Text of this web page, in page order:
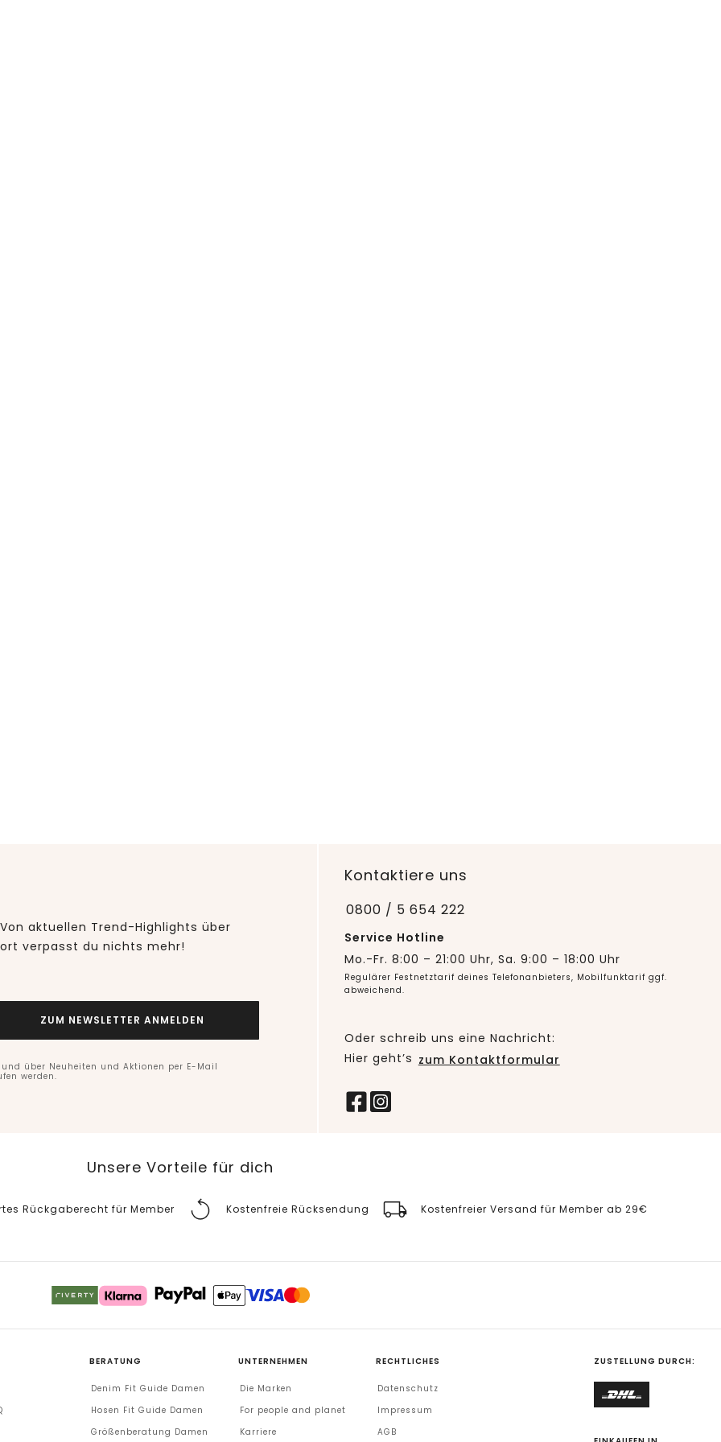
aktuellen Trend-Highlights über
verpasst du nichts mehr!
ZUM NEWSLETTER ANMELDEN
über Neuheiten und Aktionen per E-Mail
werden.
Kontaktiere uns
0800 / 5 654 222
Service Hotline
Mo.-Fr. 8:00 – 21:00 Uhr, Sa. 9:00 – 18:00 Uhr
Regulärer Festnetztarif deines Telefonanbieters, Mobilfunktarif ggf.
abweichend.
Oder schreib uns eine Nachricht:
Hier geht’s zum Kontaktformular
Unsere Vorteile für dich
Rückgaberecht für Member Kostenfreie Rücksendung Kostenfreier Versand für Member ab 29€
BERATUNG
Denim Fit Guide Damen
Hosen Fit Guide Damen
Größenberatung Damen
UNTERNEHMEN
Die Marken
For people and planet
Karriere
RECHTLICHES
Datenschutz
Impressum
AGB
ZUSTELLUNG DURCH: